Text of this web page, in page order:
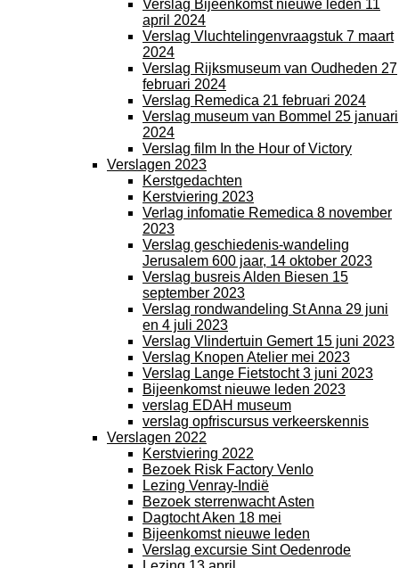
Verslag Bijeenkomst nieuwe leden 11
april 2024
Verslag Vluchtelingenvraagstuk 7 maart
2024
Verslag Rijksmuseum van Oudheden 27
februari 2024
Verslag Remedica 21 februari 2024
Verslag museum van Bommel 25 januari
2024
Verslag film In the Hour of Victory
Verslagen 2023
Kerstgedachten
Kerstviering 2023
Verlag infomatie Remedica 8 november
2023
Verslag geschiedenis-wandeling
Jerusalem 600 jaar, 14 oktober 2023
Verslag busreis Alden Biesen 15
september 2023
Verslag rondwandeling St Anna 29 juni
en 4 juli 2023
Verslag Vlindertuin Gemert 15 juni 2023
Verslag Knopen Atelier mei 2023
Verslag Lange Fietstocht 3 juni 2023
Bijeenkomst nieuwe leden 2023
verslag EDAH museum
verslag opfriscursus verkeerskennis
Verslagen 2022
Kerstviering 2022
Bezoek Risk Factory Venlo
Lezing Venray-Indië
Bezoek sterrenwacht Asten
Dagtocht Aken 18 mei
Bijeenkomst nieuwe leden
Verslag excursie Sint Oedenrode